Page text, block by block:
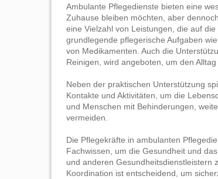
Ambulante Pflegedienste bieten eine
Zuhause bleiben möchten, aber
eine Vielzahl von Leistungen, die auf
grundlegende pflegerische Aufgaben
von Medikamenten. Auch die
Reinigen, wird angeboten, um den
Neben der praktischen Unterstützung
Kontakte und Aktivitäten, um die
und Menschen mit Behinderungen,
vermeiden.
Die Pflegekräfte in ambulanten
Fachwissen, um die Gesundheit und
und anderen Gesundheitsdienstleistern
Koordination ist entscheidend, um